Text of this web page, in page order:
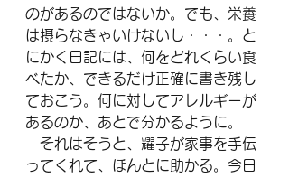
のがあるのではないか。でも、栄養
は摂らなきゃいけないし・・・。と
にかく日記には、何をどれくらい食
べたか、できるだけ正確に書き残し
ておこう。何に対してアレルギーが
あるのか、あとで分かるように。
それはそうと、耀子が家事を手伝
ってくれて、ほんとに助かる。今日